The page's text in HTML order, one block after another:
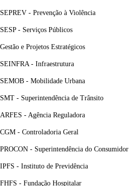
SEPREV - Prevenção à Violência
SESP - Serviços Públicos
Gestão e Projetos Estratégicos
SEINFRA - Infraestrutura
SEMOB - Mobilidade Urbana
SMT - Superintendência de Trânsito
ARFES - Agência Reguladora
CGM - Controladoria Geral
PROCON - Superintendência do Consumidor
IPFS - Instituto de Previdência
FHFS - Fundação Hospitalar